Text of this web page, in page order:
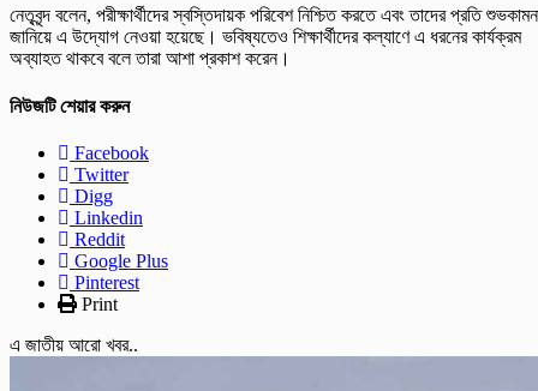
নেতৃবৃন্দ বলেন, পরীক্ষার্থীদের স্বস্তিদায়ক পরিবেশ নিশ্চিত করতে এবং তাদের প্রতি
জানিয়ে এ উদ্যোগ নেওয়া হয়েছে। ভবিষ্যতেও শিক্ষার্থীদের কল্যাণে এ ধরনের কার্যক্রম
অব্যাহত থাকবে বলে তারা আশা প্রকাশ করেন।
নিউজটি শেয়ার করুন
Facebook
Twitter
Digg
Linkedin
Reddit
Google Plus
Pinterest
Print
এ জাতীয় আরো খবর..